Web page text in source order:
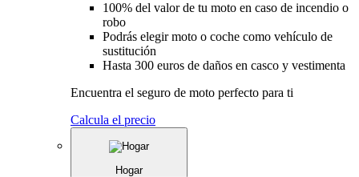
100% del valor de tu moto en caso de incendio o
robo
Podrás elegir moto o coche como vehículo de
sustitución
Hasta 300 euros de daños en casco y vestimenta
Encuentra el seguro de moto perfecto para ti
Calcula el precio
Hogar